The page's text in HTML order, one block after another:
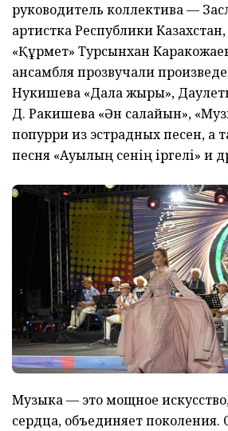
руководитель коллектива —
артистка Республики
«Құрмет» Турсынхан
ансамбля прозвучали
Нукишева «Дала жыры»,
Д. Ракишева «Ән салайын»,
попурри из эстрадных песен, а
песня «Ауылың сенің іргелі» и
Музыка — это мощное
сердца, объединяет